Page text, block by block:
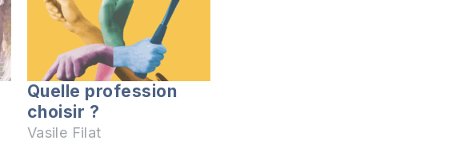
Quelle profession
choisir ?
Vasile Filat